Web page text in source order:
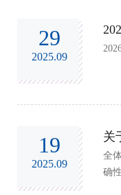
29
2025.09
19
2025.09
关
全
确